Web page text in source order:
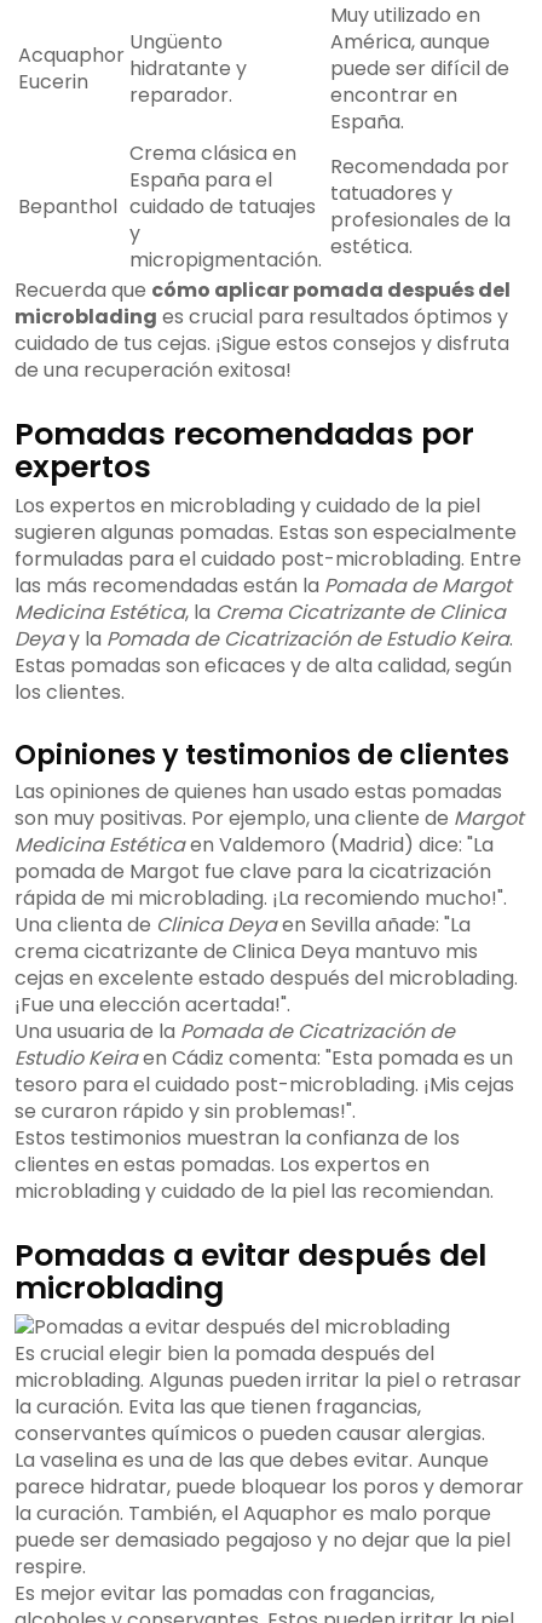
Acquaphor
Eucerin
Ungüento
hidratante y
reparador.
Muy utilizado en
América, aunque
puede ser difícil de
encontrar en
España.
Bepanthol
Crema clásica en
España para el
cuidado de tatuajes
y
micropigmentación.
Recomendada por
tatuadores y
profesionales de la
estética.
Recuerda que cómo aplicar pomada después del
microblading es crucial para resultados óptimos y
cuidado de tus cejas. ¡Sigue estos consejos y disfruta
de una recuperación exitosa!
Pomadas recomendadas por
expertos
Los expertos en microblading y cuidado de la piel
sugieren algunas pomadas. Estas son especialmente
formuladas para el cuidado post-microblading. Entre
las más recomendadas están la Pomada de Margot
Medicina Estética, la Crema Cicatrizante de Clinica
Deyay la Pomada de Cicatrización de Estudio Keira.
Estas pomadas son eficaces y de alta calidad, según
los clientes.
Opiniones y testimonios de clientes
Las opiniones de quienes han usado estas pomadas
son muy positivas. Por ejemplo, una cliente de Margot
Medicina Estéticaen Valdemoro (Madrid) dice: "La
pomada de Margot fue clave para la cicatrización
rápida de mi microblading. ¡La recomiendo mucho!".
Una clienta de Clinica Deyaen Sevilla añade: "La
crema cicatrizante de Clinica Deya mantuvo mis
cejas en excelente estado después del microblading.
¡Fue una elección acertada!".
Una usuaria de la Pomada de Cicatrización de
Estudio Keiraen Cádiz comenta: "Esta pomada es un
tesoro para el cuidado post-microblading. ¡Mis cejas
se curaron rápido y sin problemas!".
Estos testimonios muestran la confianza de los
clientes en estas pomadas. Los expertos en
microblading y cuidado de la piel las recomiendan.
Pomadas a evitar después del
microblading
Es crucial elegir bien la pomada después del
microblading. Algunas pueden irritar la piel o retrasar
la curación. Evita las que tienen fragancias,
conservantes químicos o pueden causar alergias.
La vaselina es una de las que debes evitar. Aunque
parece hidratar, puede bloquear los poros y demorar
la curación. También, el Aquaphor es malo porque
puede ser demasiado pegajoso y no dejar que la piel
respire.
Es mejor evitar las pomadas con fragancias,